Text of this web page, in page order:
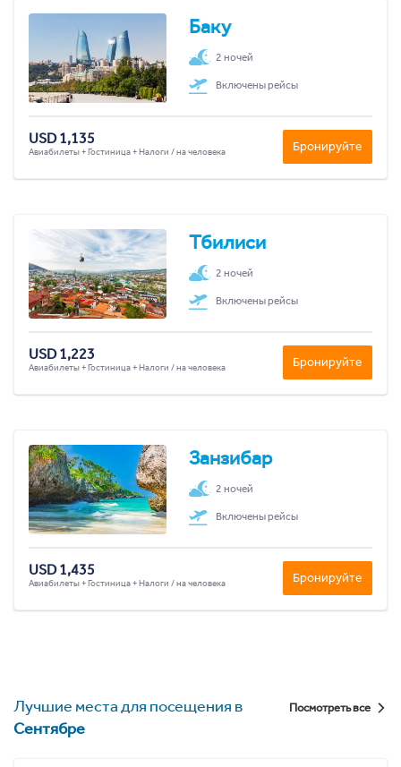
Баку
2 ночей
Включены рейсы
USD 1,135
Авиабилеты + Гостиница + Налоги / на человека Бронируйте
Тбилиси
2 ночей
Включены рейсы
USD 1,223
Авиабилеты + Гостиница + Налоги / на человека Бронируйте
Занзибар
2 ночей
Включены рейсы
USD 1,435
Авиабилеты + Гостиница + Налоги / на человека Бронируйте
Лучшие места для посещения в
Сентябре
Посмотреть все